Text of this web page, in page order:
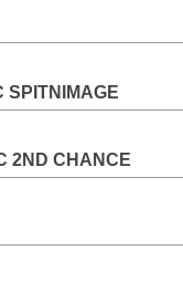
SPITNIMAGE
2ND CHANCE